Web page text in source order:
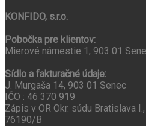
KONFIDO, s.r.o.
Pobočka pre klientov:
Mierové námestie 1, 903 01
Sídlo a fakturačné údaje:
J. Murgaša 14, 903 01 Senec
IČO : 46 370 919
Zápis v OR Okr. súdu Bratislava
76190/B